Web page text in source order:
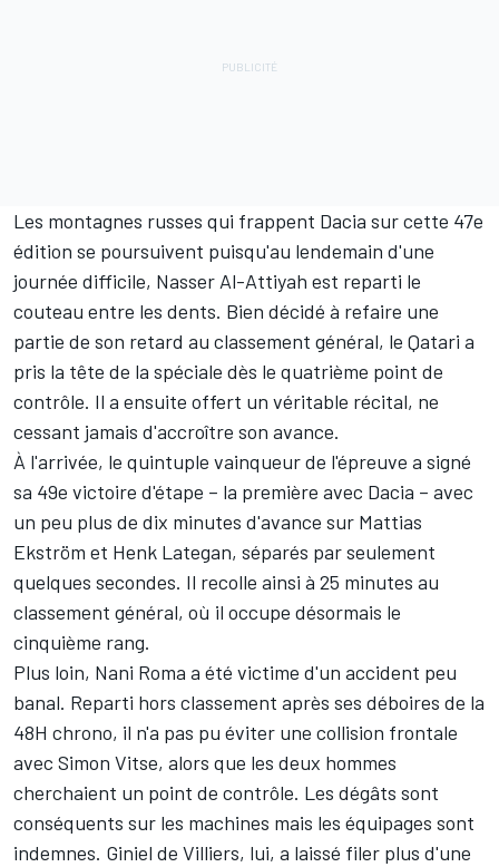
Les montagnes russes qui frappent Dacia sur cette 47e
édition se poursuivent puisqu'au lendemain d'une
journée difficile, Nasser Al-Attiyah est reparti le
couteau entre les dents. Bien décidé à refaire une
partie de son retard au classement général, le Qatari a
pris la tête de la spéciale dès le quatrième point de
contrôle. Il a ensuite offert un véritable récital, ne
cessant jamais d'accroître son avance.
À l'arrivée, le quintuple vainqueur de l'épreuve a signé
sa 49e victoire d'étape – la première avec Dacia – avec
un peu plus de dix minutes d'avance sur Mattias
Ekström et Henk Lategan, séparés par seulement
quelques secondes. Il recolle ainsi à 25 minutes au
classement général, où il occupe désormais le
cinquième rang.
Plus loin, Nani Roma a été victime d'un accident peu
banal. Reparti hors classement après ses déboires de la
48H chrono, il n'a pas pu éviter une collision frontale
avec Simon Vitse, alors que les deux hommes
cherchaient un point de contrôle. Les dégâts sont
conséquents sur les machines mais les équipages sont
indemnes. Giniel de Villiers, lui, a laissé filer plus d'une